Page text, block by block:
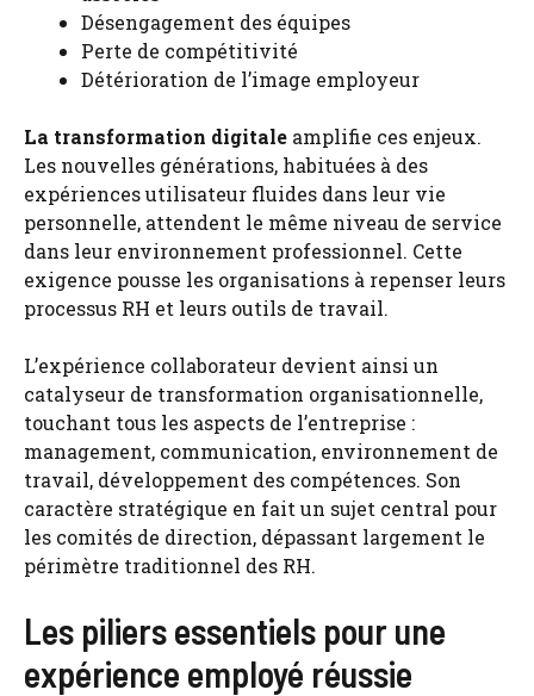
Désengagement des équipes
Perte de compétitivité
Détérioration de l’image employeur
La transformation digitale amplifie ces enjeux.
Les nouvelles générations, habituées à des
expériences utilisateur fluides dans leur vie
personnelle, attendent le même niveau de service
dans leur environnement professionnel. Cette
exigence pousse les organisations à repenser leurs
processus RH et leurs outils de travail.
L’expérience collaborateur devient ainsi un
catalyseur de transformation organisationnelle,
touchant tous les aspects de l’entreprise :
management, communication, environnement de
travail, développement des compétences. Son
caractère stratégique en fait un sujet central pour
les comités de direction, dépassant largement le
périmètre traditionnel des RH.
Les piliers essentiels pour une
expérience employé réussie